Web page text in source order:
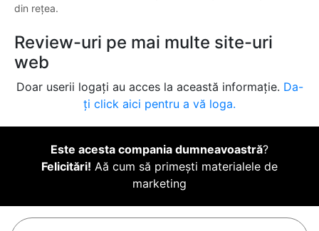
din rețea.
Review-uri pe mai multe site-uri
web
Doar userii logați au acces la această informație. Da-
ți click aici pentru a vă loga.
Este acesta compania dumneavoastră?
Felicitări! Aă cum să primești materialele de
marketing